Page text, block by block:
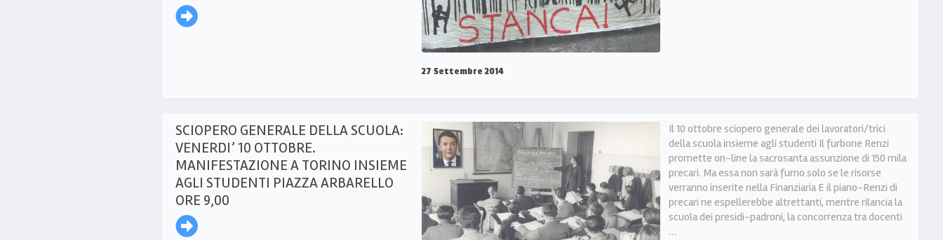
27 Settembre 2014
SCIOPERO GENERALE DELLA SCUOLA:
VENERDI’ 10 OTTOBRE.
MANIFESTAZIONE A TORINO INSIEME
AGLI STUDENTI PIAZZA ARBARELLO
ORE 9,00
Il 10 ottobre sciopero generale dei lavoratori/trici
della scuola insieme agli studenti Il furbone Renzi
promette on-line la sacrosanta assunzione di 150 mila
precari. Ma essa non sarà fumo solo se le risorse
verranno inserite nella Finanziaria E il piano-Renzi di
precari ne espellerebbe altrettanti, mentre rilancia la
scuola dei presidi-padroni, la concorrenza tra docenti
…